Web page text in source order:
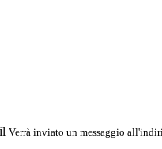
Verrà inviato un messaggio